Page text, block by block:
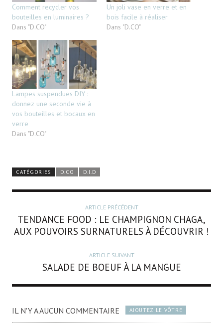
Comment recycler vos
bouteilles en luminaires ?
Dans "D.CO"
Un joli vase en verre et en
bois facile à réaliser
Dans "D.CO"
Lampes suspendues DIY :
donnez une seconde vie à
vos bouteilles et bocaux en
verre
Dans "D.CO"
CATÉGORIES D.CO D.I.D
ARTICLE PRÉCÉDENT
TENDANCE FOOD : LE CHAMPIGNON CHAGA,
AUX POUVOIRS SURNATURELS À DÉCOUVRIR !
ARTICLE SUIVANT
SALADE DE BOEUF À LA MANGUE
IL N'Y A AUCUN COMMENTAIRE AJOUTEZ LE VÔTRE